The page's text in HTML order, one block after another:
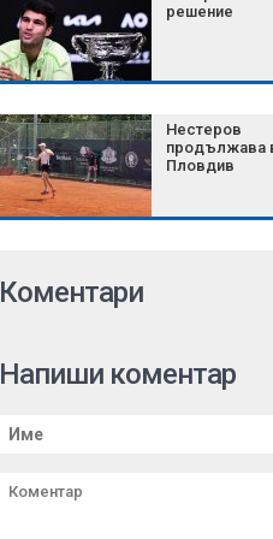
решение
Нестеров
продължава
Пловдив
Коментари
Напиши коментар